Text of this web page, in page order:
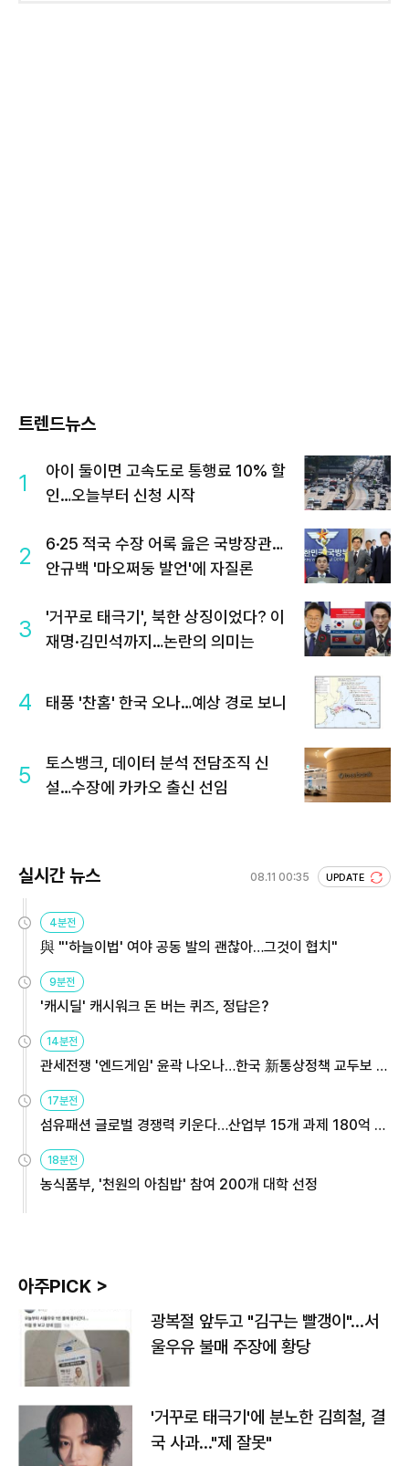
트렌드뉴스
1
아이 둘이면 고속도로 통행료 10% 할
인…오늘부터 신청 시작
2
6·25 적국 수장 어록 읊은 국방장관…
안규백 '마오쩌둥 발언'에 자질론
3
'거꾸로 태극기', 북한 상징이었다? 이
재명·김민석까지…논란의 의미는
4 태풍 '찬홈' 한국 오나…예상 경로 보니
5
토스뱅크, 데이터 분석 전담조직 신
설…수장에 카카오 출신 선임
실시간 뉴스 08.11 00:35 UPDATE
4분전
與 "'하늘이법' 여야 공동 발의 괜찮아…그것이 협치"
9분전
'캐시딜' 캐시워크 돈 버는 퀴즈, 정답은?
14분전
관세전쟁 '엔드게임' 윤곽 나오나…한국 新통상정책 교두보 활
용해야
17분전
섬유패션 글로벌 경쟁력 키운다…산업부 15개 과제 180억 지
원
18분전
농식품부, '천원의 아침밥' 참여 200개 대학 선정
아주PICK >
광복절 앞두고 "김구는 빨갱이"…서
울우유 불매 주장에 황당
'거꾸로 태극기'에 분노한 김희철, 결
국 사과…"제 잘못"